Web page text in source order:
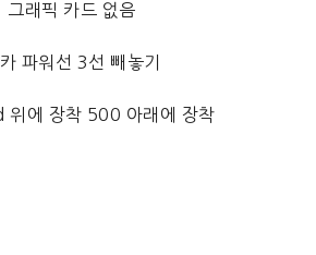
그래픽 카드 없음
파워선 3선 빼놓기
위에 장착 500 아래에 장착